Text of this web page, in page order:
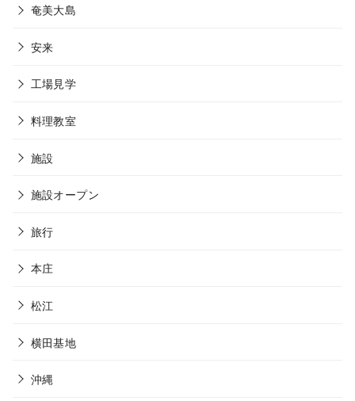
奄美大島
安来
工場見学
料理教室
施設
施設オープン
旅行
本庄
松江
横田基地
沖縄